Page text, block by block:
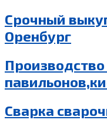
Срочный
Оренбург
Сварка